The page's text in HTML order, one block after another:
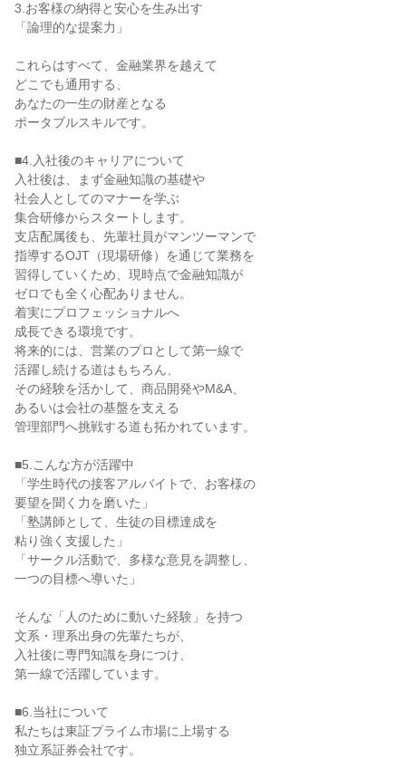
3.お客様の納得と安心を生み出す
「論理的な提案力」
これらはすべて、金融業界を越えて
どこでも通用する、
あなたの一生の財産となる
ポータブルスキルです。
■4.入社後のキャリアについて
入社後は、まず金融知識の基礎や
社会人としてのマナーを学ぶ
集合研修からスタートします。
支店配属後も、先輩社員がマンツーマンで
指導するOJT（現場研修）を通じて業務を
習得していくため、現時点で金融知識が
ゼロでも全く心配ありません。
着実にプロフェッショナルへ
成長できる環境です。
将来的には、営業のプロとして第一線で
活躍し続ける道はもちろん、
その経験を活かして、商品開発やM&A、
あるいは会社の基盤を支える
管理部門へ挑戦する道も拓かれています。
■5.こんな方が活躍中
「学生時代の接客アルバイトで、お客様の
要望を聞く力を磨いた」
「塾講師として、生徒の目標達成を
粘り強く支援した」
「サークル活動で、多様な意見を調整し、
一つの目標へ導いた」
そんな「人のために動いた経験」を持つ
文系・理系出身の先輩たちが、
入社後に専門知識を身につけ、
第一線で活躍しています。
■6.当社について
私たちは東証プライム市場に上場する
独立系証券会社です。